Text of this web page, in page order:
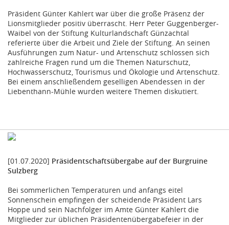
Präsident Günter Kahlert war über die große Präsenz der
Lionsmitglieder positiv überrascht. Herr Peter Guggenberger-
Waibel von der Stiftung Kulturlandschaft Günzachtal
referierte über die Arbeit und Ziele der Stiftung. An seinen
Ausführungen zum Natur- und Artenschutz schlossen sich
zahlreiche Fragen rund um die Themen Naturschutz,
Hochwasserschutz, Tourismus und Ökologie und Artenschutz.
Bei einem anschließendem geselligen Abendessen in der
Liebenthann-Mühle wurden weitere Themen diskutiert.
[01.07.2020] Präsidentschaftsübergabe auf der Burgruine
Sulzberg
Bei sommerlichen Temperaturen und anfangs eitel
Sonnenschein empfingen der scheidende Präsident Lars
Hoppe und sein Nachfolger im Amte Günter Kahlert die
Mitglieder zur üblichen Präsidentenübergabefeier in der